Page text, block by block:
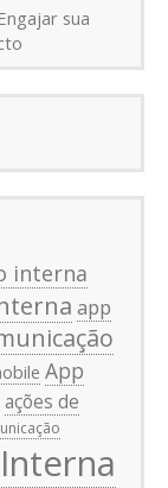
sua
interna
app
App
ações de